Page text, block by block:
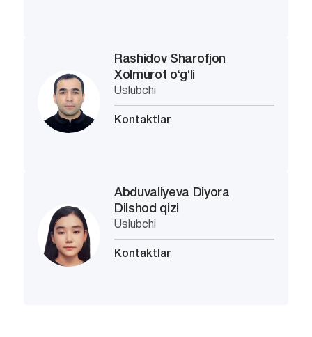
Rashidov Sharofjon
Xolmurot o‘g‘li
Uslubchi
Kontaktlar
Abduvaliyeva Diyora
Dilshod qizi
Uslubchi
Kontaktlar